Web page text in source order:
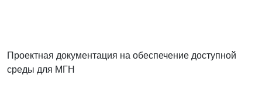
Проектная документация на обеспечение доступной
среды для МГН